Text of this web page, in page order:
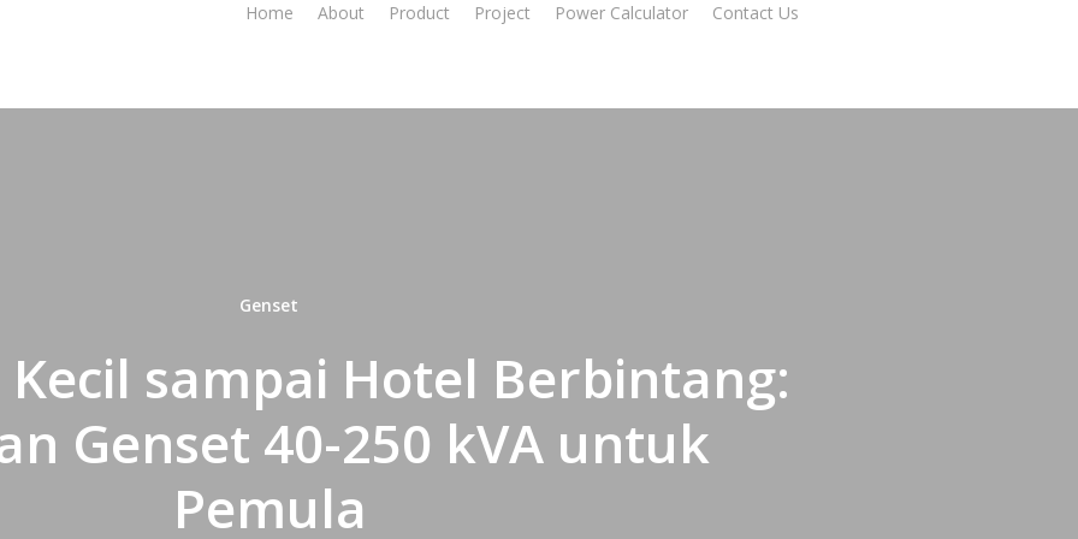
Home About Product Project Power Calculator Contact Us
Genset
sampai Hotel Berbintang:
Genset 40-250 kVA untuk
Pemula